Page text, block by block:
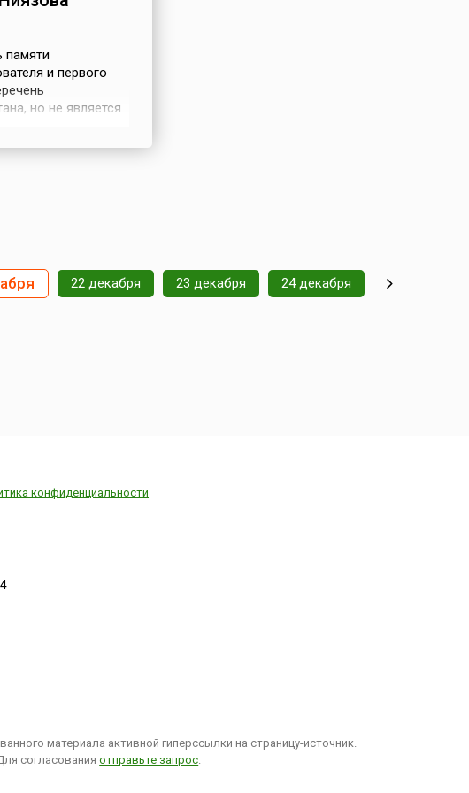
памяти
и первого
но не является
из сост...
22 декабря 23 декабря 24 декабря
конфиденциальности
материала активной гиперссылки на страницу-источник.
согласованияотправьте запрос.